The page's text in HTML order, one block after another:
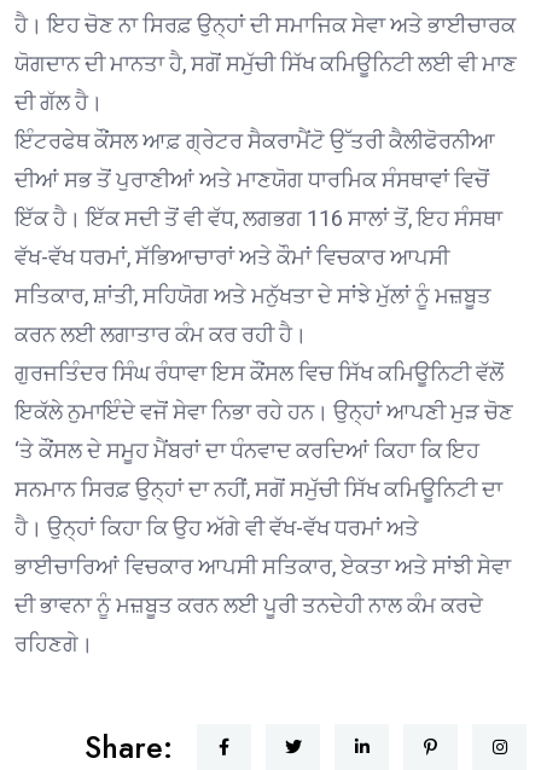
ਹੈ। ਇਹ ਚੋਣ ਨਾ ਸਿਰਫ਼ ਉਨ੍ਹਾਂ ਦੀ ਸਮਾਜਿਕ ਸੇਵਾ ਅਤੇ ਭਾਈਚਾਰਕ
ਯੋਗਦਾਨ ਦੀ ਮਾਨਤਾ ਹੈ, ਸਗੋਂ ਸਮੁੱਚੀ ਸਿੱਖ ਕਮਿਊਨਿਟੀ ਲਈ ਵੀ ਮਾਣ
ਦੀ ਗੱਲ ਹੈ।
ਇੰਟਰਫੇਥ ਕੌਂਸਲ ਆਫ਼ ਗ੍ਰੇਟਰ ਸੈਕਰਾਮੈਂਟੋ ਉੱਤਰੀ ਕੈਲੀਫੋਰਨੀਆ
ਦੀਆਂ ਸਭ ਤੋਂ ਪੁਰਾਣੀਆਂ ਅਤੇ ਮਾਣਯੋਗ ਧਾਰਮਿਕ ਸੰਸਥਾਵਾਂ ਵਿਚੋਂ
ਇੱਕ ਹੈ। ਇੱਕ ਸਦੀ ਤੋਂ ਵੀ ਵੱਧ, ਲਗਭਗ 116 ਸਾਲਾਂ ਤੋਂ, ਇਹ ਸੰਸਥਾ
ਵੱਖ-ਵੱਖ ਧਰਮਾਂ, ਸੱਭਿਆਚਾਰਾਂ ਅਤੇ ਕੌਮਾਂ ਵਿਚਕਾਰ ਆਪਸੀ
ਸਤਿਕਾਰ, ਸ਼ਾਂਤੀ, ਸਹਿਯੋਗ ਅਤੇ ਮਨੁੱਖਤਾ ਦੇ ਸਾਂਝੇ ਮੁੱਲਾਂ ਨੂੰ ਮਜ਼ਬੂਤ
ਕਰਨ ਲਈ ਲਗਾਤਾਰ ਕੰਮ ਕਰ ਰਹੀ ਹੈ।
ਗੁਰਜਤਿੰਦਰ ਸਿੰਘ ਰੰਧਾਵਾ ਇਸ ਕੌਂਸਲ ਵਿਚ ਸਿੱਖ ਕਮਿਊਨਿਟੀ ਵੱਲੋਂ
ਇਕੱਲੇ ਨੁਮਾਇੰਦੇ ਵਜੋਂ ਸੇਵਾ ਨਿਭਾ ਰਹੇ ਹਨ। ਉਨ੍ਹਾਂ ਆਪਣੀ ਮੁੜ ਚੋਣ
‘ਤੇ ਕੌਂਸਲ ਦੇ ਸਮੂਹ ਮੈਂਬਰਾਂ ਦਾ ਧੰਨਵਾਦ ਕਰਦਿਆਂ ਕਿਹਾ ਕਿ ਇਹ
ਸਨਮਾਨ ਸਿਰਫ਼ ਉਨ੍ਹਾਂ ਦਾ ਨਹੀਂ, ਸਗੋਂ ਸਮੁੱਚੀ ਸਿੱਖ ਕਮਿਊਨਿਟੀ ਦਾ
ਹੈ। ਉਨ੍ਹਾਂ ਕਿਹਾ ਕਿ ਉਹ ਅੱਗੇ ਵੀ ਵੱਖ-ਵੱਖ ਧਰਮਾਂ ਅਤੇ
ਭਾਈਚਾਰਿਆਂ ਵਿਚਕਾਰ ਆਪਸੀ ਸਤਿਕਾਰ, ਏਕਤਾ ਅਤੇ ਸਾਂਝੀ ਸੇਵਾ
ਦੀ ਭਾਵਨਾ ਨੂੰ ਮਜ਼ਬੂਤ ਕਰਨ ਲਈ ਪੂਰੀ ਤਨਦੇਹੀ ਨਾਲ ਕੰਮ ਕਰਦੇ
ਰਹਿਣਗੇ।
Share: